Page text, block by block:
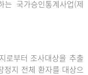
국가승인통계사업(제
로부터 조사대상을 추출
정지 전체 환자를 대상으